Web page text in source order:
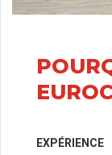
EXPÉRIENCE